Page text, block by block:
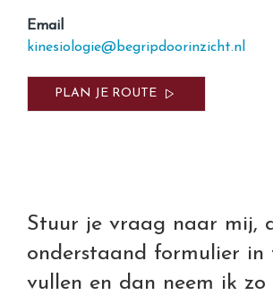
Email
kinesiologie@begripdoorinzicht.nl
PLAN JE ROUTE
Stuur je vraag naar mij,
onderstaand formulier in
vullen en dan neem ik zo